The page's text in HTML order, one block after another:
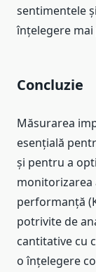
sentimentele
înțelegere
Concluzie
Măsurarea
esențială
și pentru a
monitorizarea
performanță
potrivite de
cantitative cu
o înțelegere